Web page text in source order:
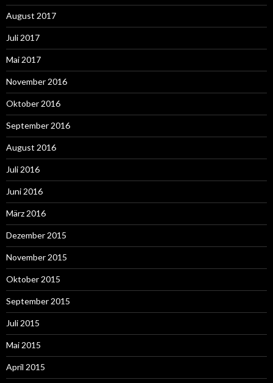
August 2017
Juli 2017
Mai 2017
November 2016
Oktober 2016
September 2016
August 2016
Juli 2016
Juni 2016
März 2016
Dezember 2015
November 2015
Oktober 2015
September 2015
Juli 2015
Mai 2015
April 2015